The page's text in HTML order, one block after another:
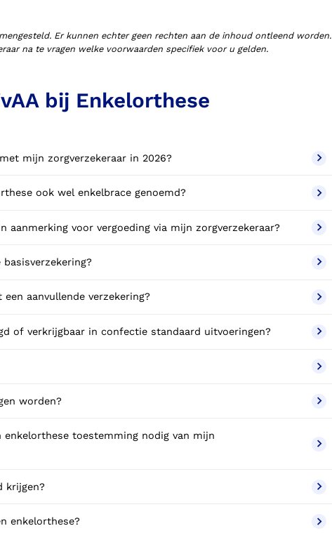
Er kunnen echter geen rechten aan de inhoud ontleend worden.
na te vragen welke voorwaarden specifiek voor u gelden.
bij Enkelorthese
mijn zorgverzekeraar in 2026?
ook wel enkelbrace genoemd?
aanmerking voor vergoeding via mijn zorgverzekeraar?
aanvullende verzekering?
of verkrijgbaar in confectie standaard uitvoeringen?
worden?
toestemming nodig van mijn
krijgen?
enkelorthese?